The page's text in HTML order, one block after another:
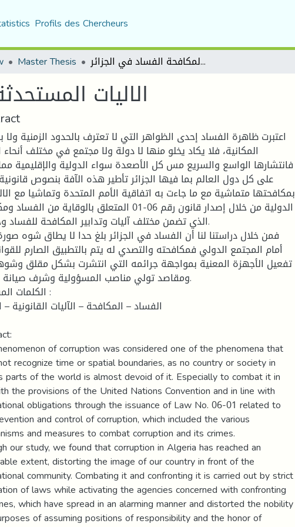
Profils des Chercheurs
Master Thesis الاليات المستحدثة لمكافحة الفساد في الجزائر
الاليات
اعتبرت ظاهرة الفساد إحدى الظواهر التي لا تعترف بالحدود الزمنية ولا
المكانية، فلا يكاد يخلو منها لا دولة ولا مجتمع في مختلف أنحاء
فانتشارها الواسع والسريع مس كل الأصعدة سواء الدولية والإقليمية
على كل دول العالم بما فيها الجزائر تأطير هذه الآفة بنصوص
بمكافحتها متماشية مع ما جاءت به اتفاقية الأمم المتحدة وتماشيا مع
الدولية من خلال إصدار قانون رقم 06-01 المتعلق بالوقاية من
الذي تضمن مختلف آليات وتدابير المكافحة للفساد
فمن خلال دراستنا لنا أن الفساد في الجزائر بلغ حدا لا يطاق شوه صورة
أمام المجتمع الدولي فمكافحته والتصدي له يتم بالتطبيق الصارم
تفعيل الأجهزة المعنية بمواجهة جرائمه التي انتشرت بشكل مقلق
ومقاصد تولي مناصب المسؤولية وشرف صيانة
الكلمات
الفساد – المكافحة – الآليات القانونية –
of corruption was considered one of the phenomena that
recognize time or spatial boundaries, as no country or society in
parts of the world is almost devoid of it. Especially to combat it in
the provisions of the United Nations Convention and in line with
obligations through the issuance of Law No. 06-01 related to
and control of corruption, which included the various
and measures to combat corruption and its crimes.
our study, we found that corruption in Algeria has reached an
extent, distorting the image of our country in front of the
community. Combating it and confronting it is carried out by strict
of laws while activating the agencies concerned with confronting
which have spread in an alarming manner and distorted the nobility
of assuming positions of responsibility and the honor of